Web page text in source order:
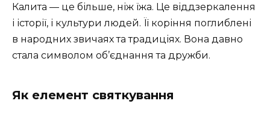
Калита — це більше, ніж їжа. Це віддзеркалення
і історії, і культури людей. Її коріння поглиблені
в народних звичаях та традиціях. Вона давно
стала символом об’єднання та дружби.
Як елемент святкування